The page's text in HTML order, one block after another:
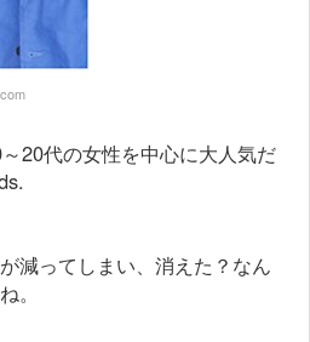
20代の女性を中心に大人気だ
減ってしまい、消えた？なん
。